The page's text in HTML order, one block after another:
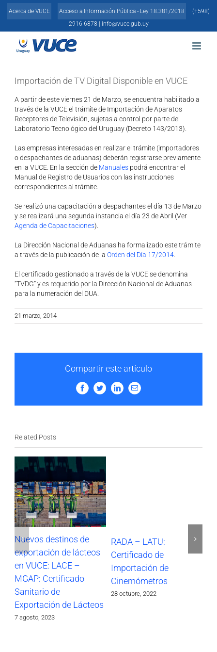
Skip
Acerca de VUCE Acceso a Información Pública - Ley 18.381/2018
(+598)
2916 6878 |
info@vuce.gub.uy
Importación de TV Digital Disponible en VUCE
A partir de este viernes 21 de Marzo, se encuentra habilitado a
través de la VUCE el trámite de Importación de Aparatos
Receptores de Televisión, sujetas a control por parte del
Laboratorio Tecnológico del Uruguay (Decreto 143/2013).
Las empresas interesadas en realizar el trámite (importadores
o despachantes de aduanas) deberán registrarse previamente
en la VUCE. En la sección de Manuales podrá encontrar el
Manual de Registro de Usuarios con las instrucciones
correspondientes al trámite.
Se realizó una capacitación a despachantes el día 13 de Marzo
y se realizará una segunda instancia el día 23 de Abril (Ver
Agenda de Capacitaciones).
La Dirección Nacional de Aduanas ha formalizado este trámite
a través de la publicación de la Orden del Día 17/2014
El certificado gestionado a través de la VUCE se denomina
“TVDG” y es requerido por la Dirección Nacional de Aduanas
para la numeración del DUA.
21 marzo, 2014
Compartir este artículo
FacebookTwitterLinkedInEmail
Related Posts
Nuevos destinos de
exportación de lácteos
en VUCE: LACE –
MGAP: Certificado
Sanitario de
Exportación de Lácteos
7 agosto, 2023
RADA – LATU:
Certificado de
Importación de
Cinemómetros
28 octubre, 2022